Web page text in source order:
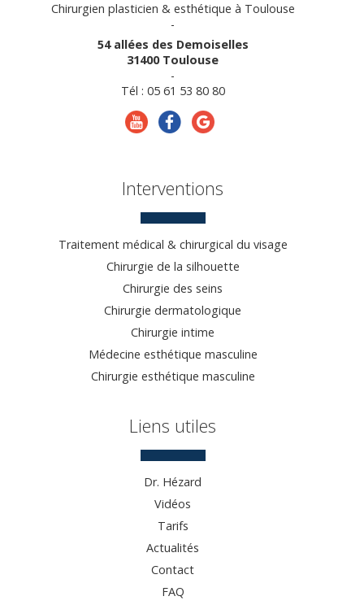
Chirurgien plasticien & esthétique à Toulouse
-
54 allées des Demoiselles
31400 Toulouse
-
Tél : 05 61 53 80 80
Interventions
Traitement médical & chirurgical du visage
Chirurgie de la silhouette
Chirurgie des seins
Chirurgie dermatologique
Chirurgie intime
Médecine esthétique masculine
Chirurgie esthétique masculine
Liens utiles
Dr. Hézard
Vidéos
Tarifs
Actualités
Contact
FAQ